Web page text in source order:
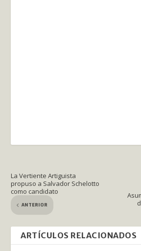
La Vertiente Artiguista
propuso a Salvador Schelotto
como candidato
ANTERIOR
ARTÍCULOS RELACIONADOS